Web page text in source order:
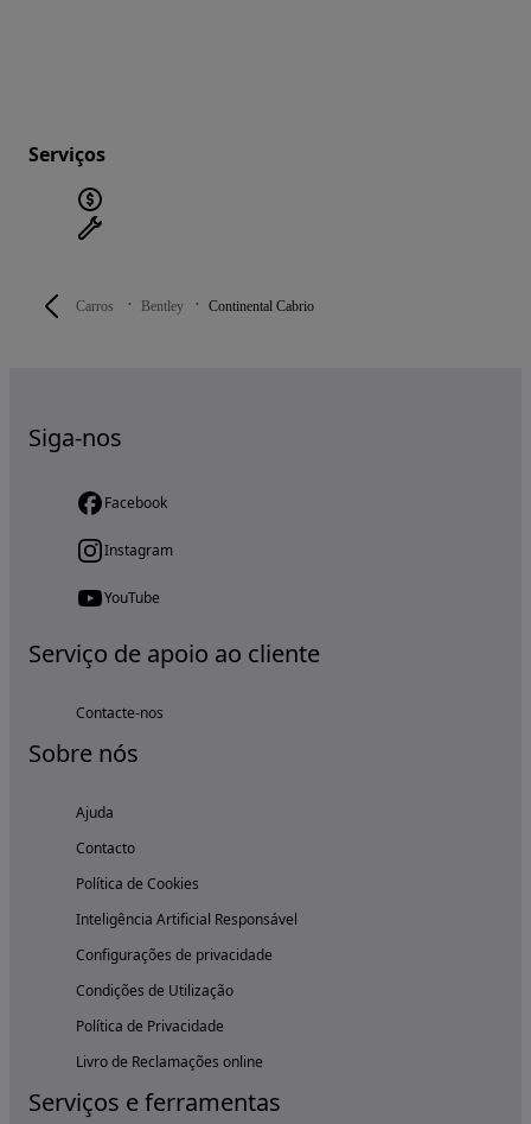
Carros Bentley Continental Cabrio
Serviços
Siga-nos
Facebook
Instagram
YouTube
Serviço de apoio ao cliente
Contacte-nos
Sobre nós
Ajuda
Contacto
Política de Cookies
Inteligência Artificial Responsável
Configurações de privacidade
Condições de Utilização
Política de Privacidade
Livro de Reclamações online
Serviços e ferramentas